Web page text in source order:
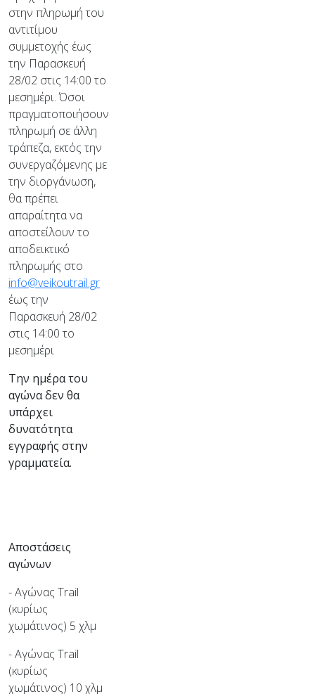
στην πληρωμή του
αντιτίμου
συμμετοχής έως
την Παρασκευή
28/02 στις 14:00 το
μεσημέρι. Όσοι
πραγματοποιήσουν
πληρωμή σε άλλη
τράπεζα, εκτός την
συνεργαζόμενης με
την διοργάνωση,
θα πρέπει
απαραίτητα να
αποστείλουν το
αποδεικτικό
πληρωμής στο
info@veikoutrail.gr
έως την
Παρασκευή 28/02
στις 14:00 το
μεσημέρι
Την ημέρα του
αγώνα δεν θα
υπάρχει
δυνατότητα
εγγραφής στην
γραμματεία.
Αποστάσεις
αγώνων
- Αγώνας Trail
(κυρίως
χωμάτινος) 5 χλμ
- Αγώνας Trail
(κυρίως
χωμάτινος) 10 χλμ